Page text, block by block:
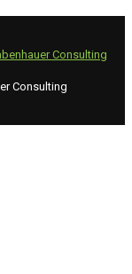
Consulting
Consulting